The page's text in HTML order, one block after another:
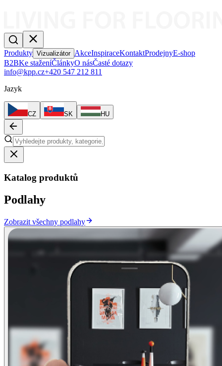
Produkty Vizualizátor AkceInspiraceKontaktProdejnyE-shop
B2BKe staženíČlánkyO násČasté dotazy
info@kpp.cz+420 547 212 811
Jazyk
CZ SK HU
Katalog produktů
Podlahy
Zobrazit všechny podlahy